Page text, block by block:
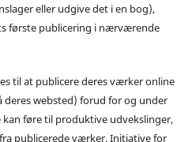
eller udgive det i en bog),
første publicering i nærværende
til at publicere deres værker online
deres websted) forud for og under
føre til produktive udvekslinger,
publicerede værker. Initiative for